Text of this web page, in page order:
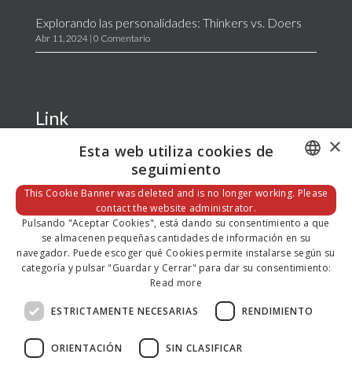
Explorando las personalidades: Thinkers vs. Doers
Abr 11, 2024| 0 Comentario
Link
La Empresa
Blog
Contacto
Uso de las Cookies
DEFAULT LANGUAGE
SPANISH
×
Esta web utiliza cookies de
seguimiento
This Cookie Banner was deleted and is no longer working. Please
contact the website administrator.
Pulsando "Aceptar Cookies", está dando su consentimiento a que
se almacenen pequeñas cantidades de información en su
navegador. Puede escoger qué Cookies permite instalarse según su
categoría y pulsar "Guardar y Cerrar" para dar su consentimiento:
Read more
ESTRICTAMENTE NECESARIAS RENDIMIENTO
ORIENTACIÓN SIN CLASIFICAR